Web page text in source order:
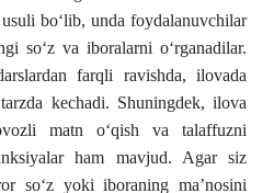
usuli bo‘lib, unda foydalanuvchilar
so‘z va iboralarni o‘rganadilar.
farqli ravishda, ilovada
kechadi. Shuningdek, ilova
matn o‘qish va talaffuzni
ham mavjud. Agar siz
so‘z yoki iboraning ma’nosini